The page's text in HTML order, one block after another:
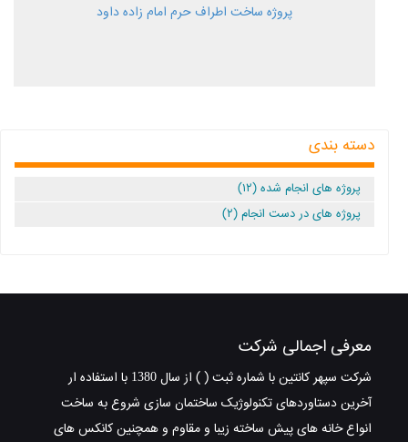
پروژه ساخت اطراف حرم امام زاده داود
دسته بندی
پروژه های انجام شده (۱۲)
پروژه های در دست انجام (۲)
معرفی اجمالی شرکت
شرکت سپهر کانتین با شماره ثبت ( ) از سال 1380 با استفاده ار
آخرین دستاوردهای تکنولوژیک ساختمان سازی شروع به ساخت
انواع خانه های پیش ساخته زیبا و مقاوم و همچنین کانکس های